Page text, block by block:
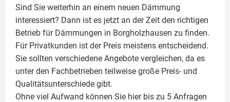
Sind Sie weiterhin an einem neuen Dämmung
interessiert? Dann ist es jetzt an der Zeit den richtigen
Betrieb für Dämmungen in Borgholzhausen zu finden.
Für Privatkunden ist der Preis meistens entscheidend.
Sie sollten verschiedene Angebote vergleichen, da es
unter den Fachbetrieben teilweise große Preis- und
Qualitätsunterschiede gibt.
Ohne viel Aufwand können Sie hier bis zu 5 Anfragen